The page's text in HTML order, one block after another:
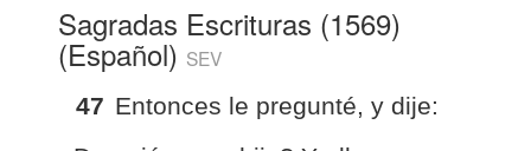
Sagradas Escrituras (1569)
(Español) SEV
47 Entonces le pregunté, y dije: